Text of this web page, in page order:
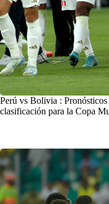
Perú vs Bolivia :
clasificación para la Copa